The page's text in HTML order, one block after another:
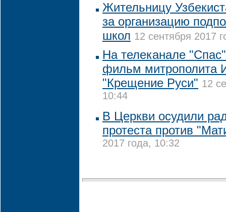
Жительницу
за организацию
школ 12 сентября 2017
На телеканале
фильм митрополита
"Крещение Руси" 12
10:44
В Церкви осудили
протеста против
2017 года, 10:32